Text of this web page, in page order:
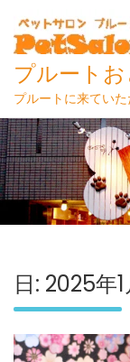
Skip
to
content
プルート
プルートに来ていた
日: 2025年